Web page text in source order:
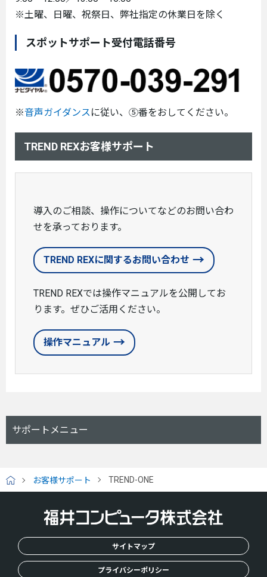
※土曜、日曜、祝祭日、弊社指定の休業日を除く
スポットサポート受付電話番号
※音声ガイダンス に従い、⑤番をおしてください。
TREND REXお客様サポート
導入のご相談、操作についてなどのお問い合わ
せを承っております。
TREND REXに関するお問い合わせ
TREND REXでは操作マニュアルを公開してお
ります。ぜひご活用ください。
操作マニュアル
サポートメニュー
H
お客様サポート TREND-ONE
サイトマップ
プライバシーポリシー